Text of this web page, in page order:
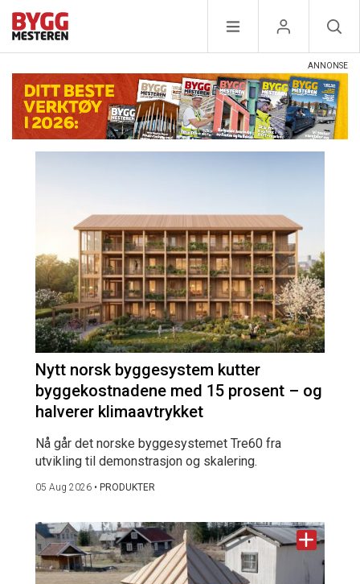
Nytt norsk byggesystem kutter
byggekostnadene med 15 prosent – og
halverer klimaavtrykket
Nå går det norske byggesystemet Tre60 fra
utvikling til demonstrasjon og skalering.
05 Aug 2026 • PRODUKTER